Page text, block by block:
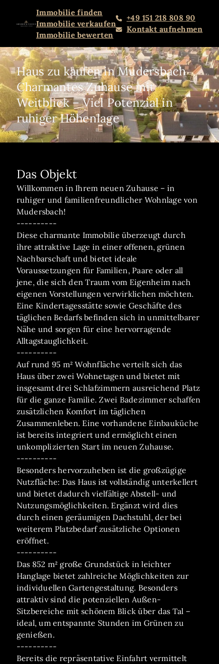
Immobilie finden
Immobilie verkaufen
Immobilie bewerten
+49 151 218 808 90
Kontakt aufnehmen
Haus zu kaufen in Mudersbach
Charmantes Zuhause mit
Weitblick – Viel Potenzial in
ruhiger Höhenlage
Das Objekt
Willkommen in Ihrem neuen Zuhause – in
ruhiger und familienfreundlicher Wohnlage von
Mudersbach!
----------
Diese charmante Immobilie überzeugt durch
ihre attraktive Lage in einer offenen, grünen
Nachbarschaft und bietet ideale
Voraussetzungen für Familien, Paare oder all
jene, die sich den Traum vom Eigenheim nach
eigenen Vorstellungen verwirklichen möchten.
Eine Kindertagesstätte sowie Geschäfte des
täglichen Bedarfs befinden sich in unmittelbarer
Nähe und sorgen für eine hervorragende
Alltagstauglichkeit.
----------
Auf rund 95 m² Wohnfläche verteilt sich das
Haus über zwei Wohnetagen und bietet mit
insgesamt drei Schlafzimmern ausreichend Platz
für die ganze Familie. Zwei Badezimmer schaffen
zusätzlichen Komfort im täglichen
Zusammenleben. Eine vorhandene Einbauküche
ist bereits integriert und ermöglicht einen
unkomplizierten Start im neuen Zuhause.
----------
Besonders hervorzuheben ist die großzügige
Nutzfläche: Das Haus ist vollständig unterkellert
und bietet dadurch vielfältige Abstell- und
Nutzungsmöglichkeiten. Ergänzt wird dies
durch einen geräumigen Dachstuhl, der bei
weiterem Platzbedarf zusätzliche Optionen
eröffnet.
----------
Das 852 m² große Grundstück in leichter
Hanglage bietet zahlreiche Möglichkeiten zur
individuellen Gartengestaltung. Besonders
attraktiv sind die potenziellen Außen-
Sitzbereiche mit schönem Blick über das Tal –
ideal, um entspannte Stunden im Grünen zu
genießen.
----------
Bereits die repräsentative Einfahrt vermittelt